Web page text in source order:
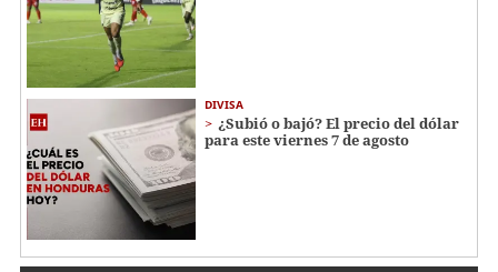
DIVISA
¿Subió o bajó? El precio del dólar
para este viernes 7 de agosto